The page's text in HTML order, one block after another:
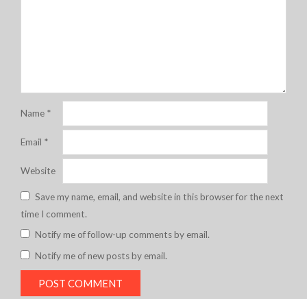
Name *
Email *
Website
Save my name, email, and website in this browser for the next
time I comment.
Notify me of follow-up comments by email.
Notify me of new posts by email.